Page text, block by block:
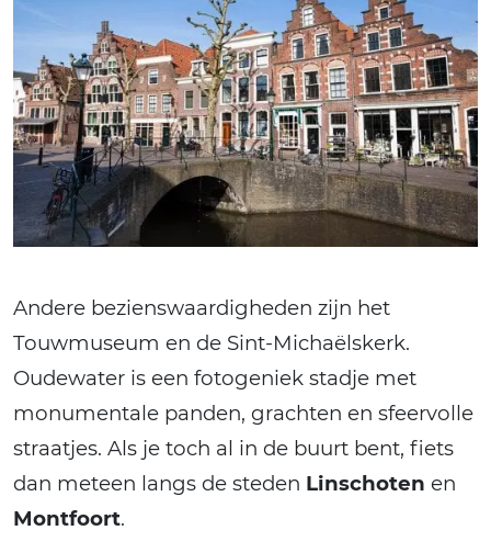
Andere bezienswaardigheden zijn het
Touwmuseum en de Sint-Michaëlskerk.
Oudewater is een fotogeniek stadje met
monumentale panden, grachten en sfeervolle
straatjes. Als je toch al in de buurt bent, fiets
dan meteen langs de steden Linschoten en
Montfoort.